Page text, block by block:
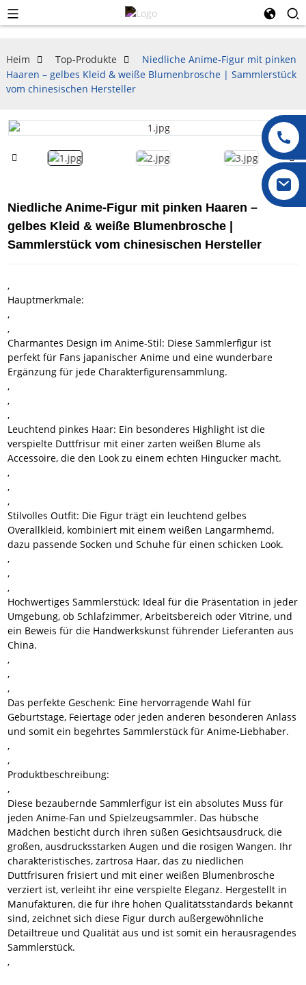
Heim Top-Produkte
Niedliche Anime-Figur mit pinken
Haaren – gelbes Kleid & weiße Blumenbrosche | Sammlerstück
vom chinesischen Hersteller
Niedliche Anime-Figur mit pinken Haaren –
gelbes Kleid & weiße Blumenbrosche |
Sammlerstück vom chinesischen Hersteller
,
Hauptmerkmale:
,
,
Charmantes Design im Anime-Stil: Diese Sammlerfigur ist
perfekt für Fans japanischer Anime und eine wunderbare
Ergänzung für jede Charakterfigurensammlung.
,
,
,
Leuchtend pinkes Haar: Ein besonderes Highlight ist die
verspielte Duttfrisur mit einer zarten weißen Blume als
Accessoire, die den Look zu einem echten Hingucker macht.
,
,
,
Stilvolles Outfit: Die Figur trägt ein leuchtend gelbes
Overallkleid, kombiniert mit einem weißen Langarmhemd,
dazu passende Socken und Schuhe für einen schicken Look.
,
,
,
Hochwertiges Sammlerstück: Ideal für die Präsentation in jeder
Umgebung, ob Schlafzimmer, Arbeitsbereich oder Vitrine, und
ein Beweis für die Handwerkskunst führender Lieferanten aus
China.
,
,
,
Das perfekte Geschenk: Eine hervorragende Wahl für
Geburtstage, Feiertage oder jeden anderen besonderen Anlass
und somit ein begehrtes Sammlerstück für Anime-Liebhaber.
,
,
Produktbeschreibung:
,
Diese bezaubernde Sammlerfigur ist ein absolutes Muss für
jeden Anime-Fan und Spielzeugsammler. Das hübsche
Mädchen besticht durch ihren süßen Gesichtsausdruck, die
großen, ausdrucksstarken Augen und die rosigen Wangen. Ihr
charakteristisches, zartrosa Haar, das zu niedlichen
Duttfrisuren frisiert und mit einer weißen Blumenbrosche
verziert ist, verleiht ihr eine verspielte Eleganz. Hergestellt in
Manufakturen, die für ihre hohen Qualitätsstandards bekannt
sind, zeichnet sich diese Figur durch außergewöhnliche
Detailtreue und Qualität aus und ist somit ein herausragendes
Sammlerstück.
,